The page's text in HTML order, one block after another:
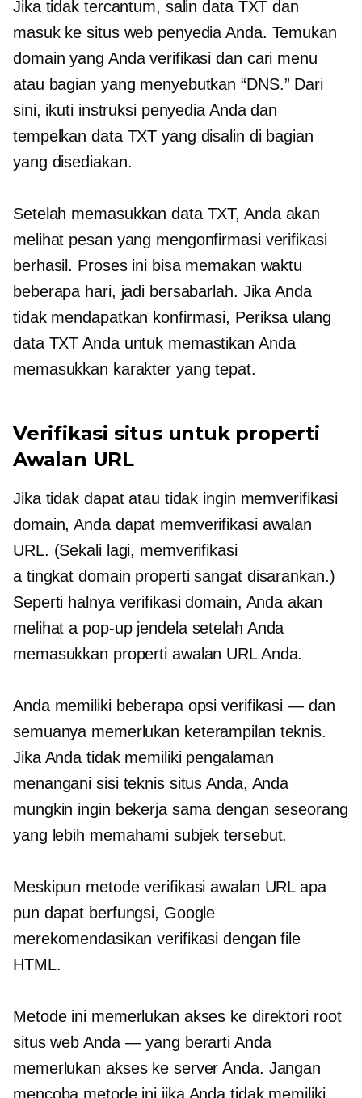
Jika tidak tercantum, salin data TXT dan
masuk ke situs web penyedia Anda. Temukan
domain yang Anda verifikasi dan cari menu
atau bagian yang menyebutkan “DNS.” Dari
sini, ikuti instruksi penyedia Anda dan
tempelkan data TXT yang disalin di bagian
yang disediakan.
Setelah memasukkan data TXT, Anda akan
melihat pesan yang mengonfirmasi verifikasi
berhasil. Proses ini bisa memakan waktu
beberapa hari, jadi bersabarlah. Jika Anda
tidak mendapatkan konfirmasi, Periksa ulang
data TXT Anda untuk memastikan Anda
memasukkan karakter yang tepat.
Verifikasi situs untuk properti
Awalan URL
Jika tidak dapat atau tidak ingin memverifikasi
domain, Anda dapat memverifikasi awalan
URL. (Sekali lagi, memverifikasi
a tingkat domain properti sangat disarankan.)
Seperti halnya verifikasi domain, Anda akan
melihat a pop-upjendela setelah Anda
memasukkan properti awalan URL Anda.
Anda memiliki beberapa opsi verifikasi — dan
semuanya memerlukan keterampilan teknis.
Jika Anda tidak memiliki pengalaman
menangani sisi teknis situs Anda, Anda
mungkin ingin bekerja sama dengan seseorang
yang lebih memahami subjek tersebut.
Meskipun metode verifikasi awalan URL apa
pun dapat berfungsi, Google
merekomendasikan verifikasi dengan file
HTML.
Metode ini memerlukan akses ke direktori root
situs web Anda — yang berarti Anda
memerlukan akses ke server Anda. Jangan
mencoba metode ini jika Anda tidak memiliki